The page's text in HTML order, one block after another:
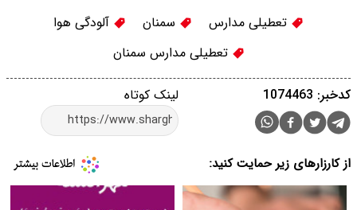
تعطیلی مدارس سمنان
آلودگی هوا
تعطیلی مدارس سمنان
لینک کوتاه کدخبر: 1074463
از کارزارهای زیر حمایت کنید: